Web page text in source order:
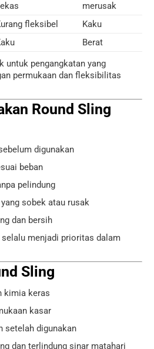
merusak
fleksibel
Kaku
Berat
untuk pengangkatan yang
permukaan dan fleksibilitas
Round Sling
digunakan
beban
pelindung
sobek atau rusak
dan bersih
menjadi prioritas dalam
Sling
kimia keras
kasar
setelah digunakan
dan terlindung sinar matahari